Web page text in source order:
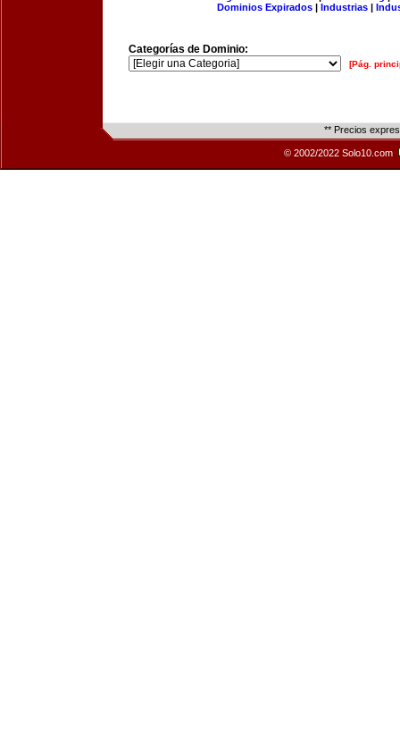
Dominios Expirados | Industrias |
Categorías de Dominio:
[Pág.
** Precios
© 2002/2022 Solo10.com